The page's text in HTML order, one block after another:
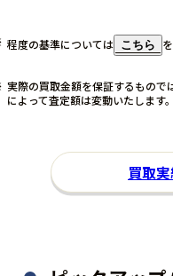
程度の基準については こちら
実際の買取金額を保証するもので
によって査定額は変動いたします。
買取